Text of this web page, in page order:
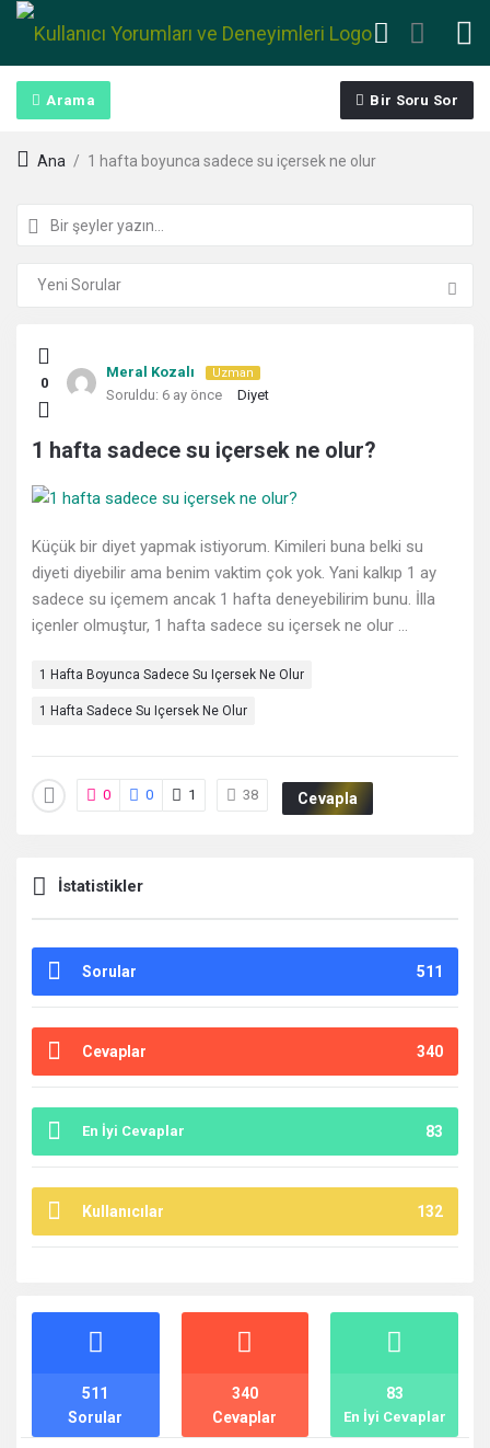
Arama Bir Soru Sor
Ana / 1 hafta boyunca sadece su içersek ne olur
Kullanıcı
Yorumları
ve
Deneyimleri
En
sonuncu
Sorular
0
Meral Kozalı Uzman
Soruldu: 6 ay önce Diyet
1 hafta sadece su içersek ne olur?
Küçük bir diyet yapmak istiyorum. Kimileri buna belki su
diyeti diyebilir ama benim vaktim çok yok. Yani kalkıp 1 ay
sadece su içemem ancak 1 hafta deneyebilirim bunu. İlla
içenler olmuştur, 1 hafta sadece su içersek ne olur ...
1 Hafta Boyunca Sadece Su Içersek Ne Olur
1 Hafta Sadece Su Içersek Ne Olur
0 0 1 38 Cevapla
İstatistikler
Sorular 511
Cevaplar 340
En İyi Cevaplar 83
Kullanıcılar 132
İstatistikler
Sorular
511
Cevaplar
340
En İyi Cevaplar
83